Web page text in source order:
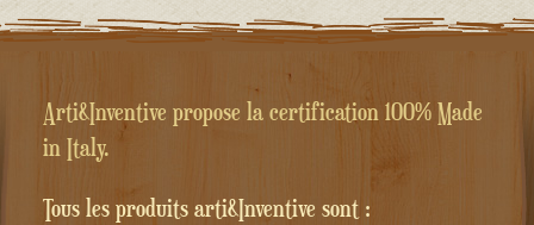
Arti&Inventive propose la certification 100% Made
in Italy.
Tous les produits arti&Inventive sont :